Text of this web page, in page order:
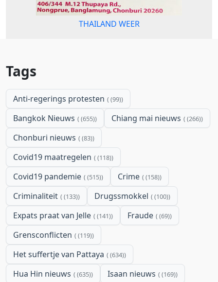
THAILAND WEER
Tags
Anti-regerings protesten (99)
Bangkok Nieuws (655) Chiang mai nieuws (266)
Chonburi nieuws (83)
Covid19 maatregelen (118)
Covid19 pandemie (515) Crime (158)
Criminaliteit (133) Drugssmokkel (100)
Expats praat van Jelle (141) Fraude (69)
Grensconflicten (119)
Het suffertje van Pattaya (634)
Hua Hin nieuws (635) Isaan nieuws (169)